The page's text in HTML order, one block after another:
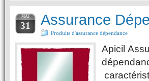
MAI
31 Assurance
Produits d'assurance dépendance
Apicil